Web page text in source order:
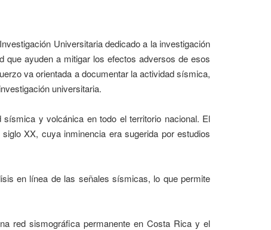
Universitaria dedicado a la investigación
ayuden a mitigar los efectos adversos de esos
va orientada a documentar la actividad sísmica,
universitaria.
y volcánica en todo el territorio nacional. El
XX, cuya inminencia era sugerida por estudios
en línea de las señales sísmicas, lo que permite
red sismográfica permanente en Costa Rica y el